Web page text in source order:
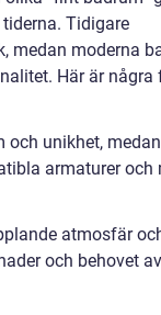
Tidigare
medan moderna
Här är några
och unikhet, medan
armaturer och
atmosfär
och behovet av